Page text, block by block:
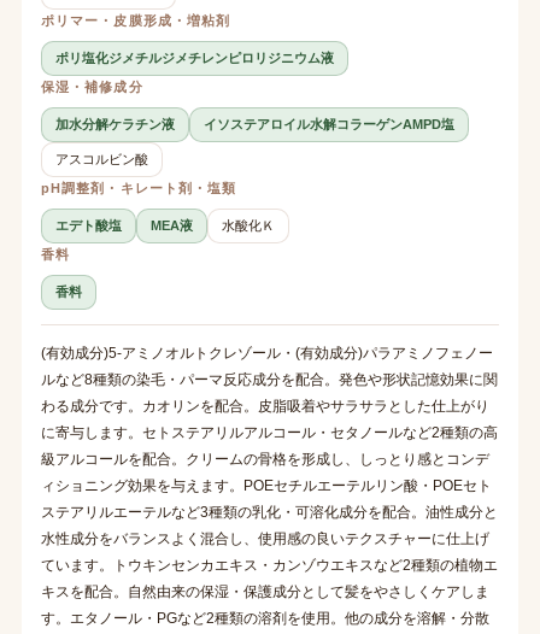
ポリマー・皮膜形成・増粘剤
ポリ塩化ジメチルジメチレンピロリジニウム液
保湿・補修成分
加水分解ケラチン液 イソステアロイル水解コラーゲンAMPD塩
アスコルビン酸
pH調整剤・キレート剤・塩類
エデト酸塩 MEA液
水酸化Ｋ
香料
香料
(有効成分)5-アミノオルトクレゾール・(有効成分)パラアミノフェノー
ルなど8種類の染毛・パーマ反応成分を配合。発色や形状記憶効果に関
わる成分です。カオリンを配合。皮脂吸着やサラサラとした仕上がり
に寄与します。セトステアリルアルコール・セタノールなど2種類の高
級アルコールを配合。クリームの骨格を形成し、しっとり感とコンデ
ィショニング効果を与えます。POEセチルエーテルリン酸・POEセト
ステアリルエーテルなど3種類の乳化・可溶化成分を配合。油性成分と
水性成分をバランスよく混合し、使用感の良いテクスチャーに仕上げ
ています。トウキンセンカエキス・カンゾウエキスなど2種類の植物エ
キスを配合。自然由来の保湿・保護成分として髪をやさしくケアしま
す。エタノール・PGなど2種類の溶剤を使用。他の成分を溶解・分散